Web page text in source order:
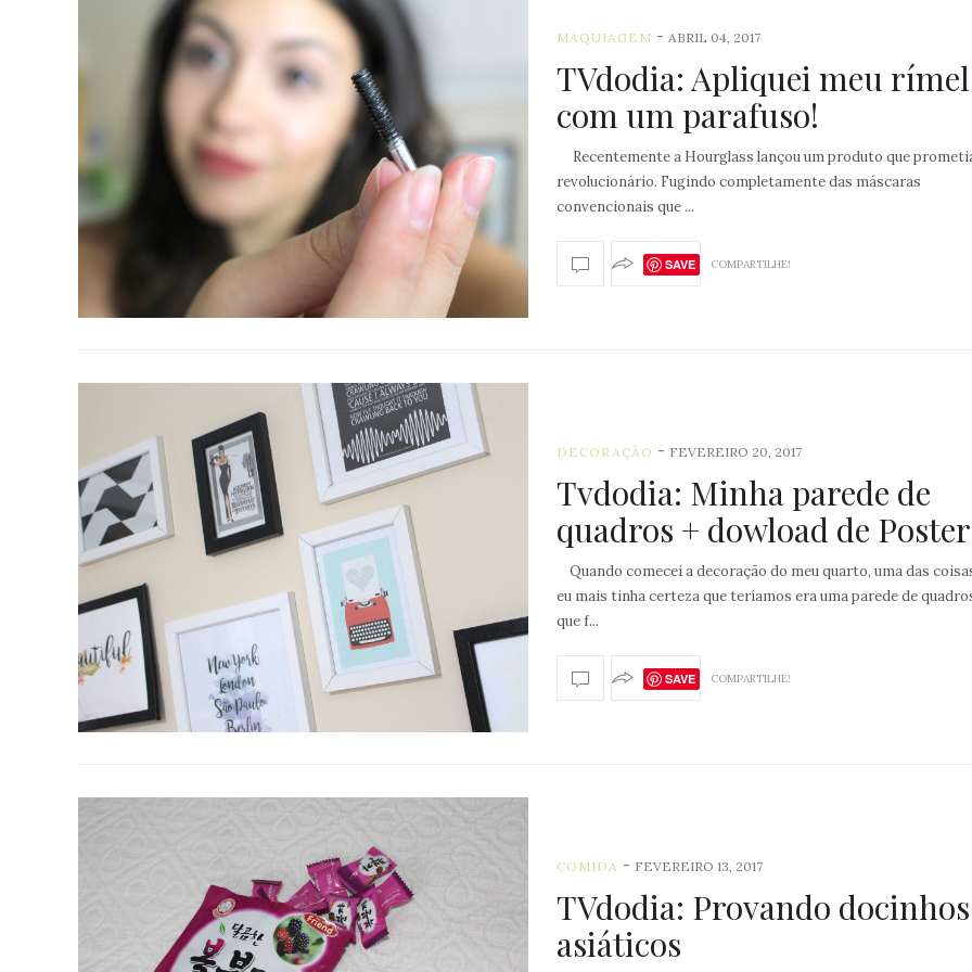
MAQUIAGEM -ABRIL 04, 2017
TVdodia: Apliquei meu rímel
com um parafuso!
Recentemente a Hourglass lançou um produto que
revolucionário. Fugindo completamente das máscaras
convencionais que ...
SAVE COMPARTILHE!
DECORAÇÃO - FEVEREIRO 20, 2017
Tvdodia: Minha parede de
quadros + dowload de
Quando comecei a decoração do meu quarto, uma das
eu mais tinha certeza que teríamos era uma parede de
que f...
SAVE COMPARTILHE!
COMIDA - FEVEREIRO 13, 2017
TVdodia: Provando docinhos
asiáticos